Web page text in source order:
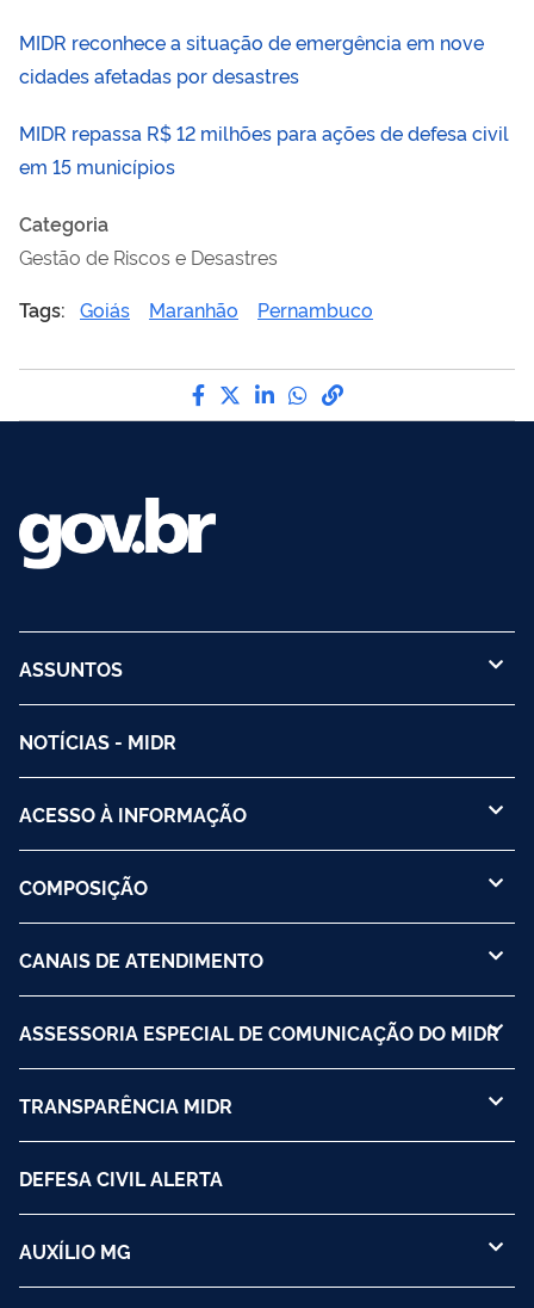
MIDR reconhece a situação de emergência em nove
cidades afetadas por desastres
MIDR repassa R$ 12 milhões para ações de defesa civil
em 15 municípios
Categoria
Gestão de Riscos e Desastres
Tags: Goiás Maranhão Pernambuco
Compartilhe por Facebook
Compartilhe por Twitter
Compartilhe por
Compartilhe por
link para Copiar
ASSUNTOS
NOTÍCIAS - MIDR
ACESSO À INFORMAÇÃO
COMPOSIÇÃO
CANAIS DE ATENDIMENTO
ASSESSORIA ESPECIAL DE COMUNICAÇÃO DO MIDR
TRANSPARÊNCIA MIDR
DEFESA CIVIL ALERTA
AUXÍLIO MG